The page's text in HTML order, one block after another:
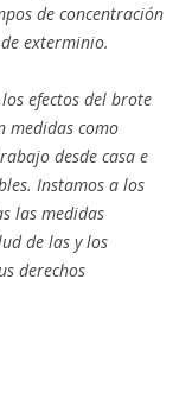
de concentración
exterminio.
efectos del brote
medidas como
desde casa e
Instamos a los
las medidas
de las y los
derechos